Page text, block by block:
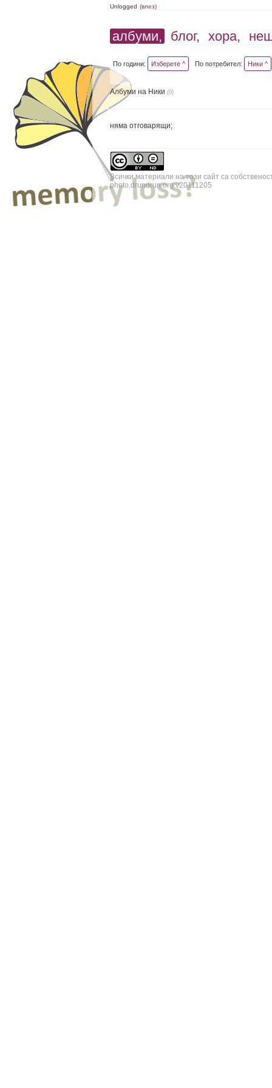
Unlogged (влез)
албуми, блог, хора,
По години: Изберете ^ По потребител: Ники ^
Албуми на Ники(0)
няма отговарящи;
Всички материали на този сайт са
photo.drundrun.org v20111205